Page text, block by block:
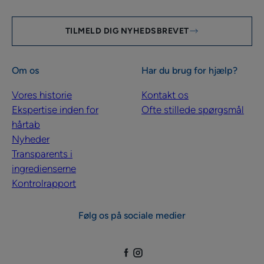
TILMELD DIG NYHEDSBREVET
Om os
Vores historie
Ekspertise inden for
hårtab
Nyheder
Transparents i
ingredienserne
Kontrolrapport
Har du brug for hjælp?
Kontakt os
Ofte stillede spørgsmål
Følg os på sociale medier